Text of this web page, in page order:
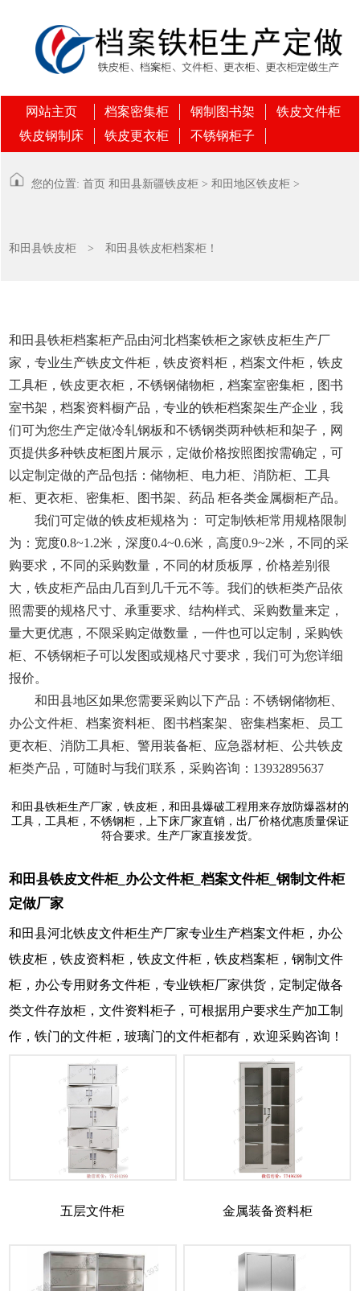
网站主页 档案密集柜 钢制图书架
铁皮文件柜
铁皮钢制床
铁皮更衣柜 不锈钢柜子
您的位置: 首页 和田县新疆铁皮柜 > 和田地区铁皮柜 >
和田县铁皮柜 > 和田县铁皮柜档案柜！
和田县铁柜档案柜产品由河北档案铁柜之家铁皮柜生产厂
家，专业生产铁皮文件柜，铁皮资料柜，档案文件柜，铁皮
工具柜，铁皮更衣柜，不锈钢储物柜，档案室密集柜，图书
室书架，档案资料橱产品，专业的铁柜档案架生产企业，我
们可为您生产定做冷轧钢板和不锈钢类两种铁柜和架子，网
页提供多种铁皮柜图片展示，定做价格按照图按需确定，可
以定制定做的产品包括：储物柜、电力柜、消防柜、工具
柜、更衣柜、密集柜、图书架、药品 柜各类金属橱柜产品。
我们可定做的铁皮柜规格为： 可定制铁柜常用规格限制
为：宽度0.8~1.2米，深度0.4~0.6米，高度0.9~2米，不同的采
购要求，不同的采购数量，不同的材质板厚，价格差别很
大，铁皮柜产品由几百到几千元不等。我们的铁柜类产品依
照需要的规格尺寸、承重要求、结构样式、采购数量来定，
量大更优惠，不限采购定做数量，一件也可以定制，采购铁
柜、不锈钢柜子可以发图或规格尺寸要求，我们可为您详细
报价。
和田县地区如果您需要采购以下产品：不锈钢储物柜、
办公文件柜、档案资料柜、图书档案架、密集档案柜、员工
更衣柜、消防工具柜、警用装备柜、应急器材柜、公共铁皮
柜类产品，可随时与我们联系，采购咨询：13932895637
和田县铁柜生产厂家，铁皮柜，和田县爆破工程用来存放防爆器材的
工具，工具柜，不锈钢柜，上下床厂家直销，出厂价格优惠质量保证
符合要求。生产厂家直接发货。
和田县铁皮文件柜_办公文件柜_档案文件柜_钢制文件柜
定做厂家
和田县河北铁皮文件柜生产厂家专业生产档案文件柜，办公
铁皮柜，铁皮资料柜，铁皮文件柜，铁皮档案柜，钢制文件
柜，办公专用财务文件柜，专业铁柜厂家供货，定制定做各
类文件存放柜，文件资料柜子，可根据用户要求生产加工制
作，铁门的文件柜，玻璃门的文件柜都有，欢迎采购咨询！
五层文件柜 金属装备资料柜